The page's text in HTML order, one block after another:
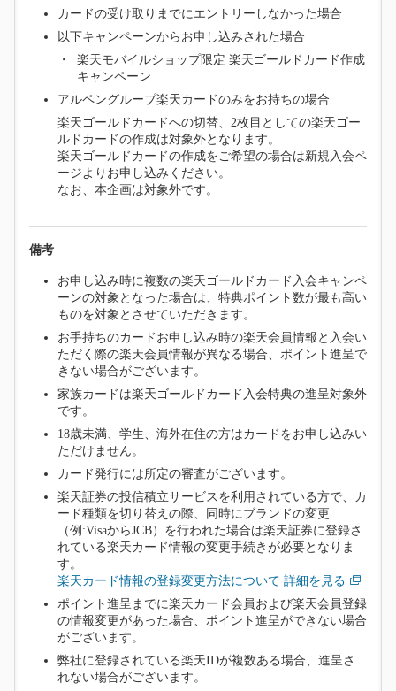
カードの受け取りまでにエントリーしなかった場合
以下キャンペーンからお申し込みされた場合
楽天モバイルショップ限定 楽天ゴールドカード作成
キャンペーン
アルペングループ楽天カードのみをお持ちの場合
楽天ゴールドカードへの切替、2枚目としての楽天ゴー
ルドカードの作成は対象外となります。
楽天ゴールドカードの作成をご希望の場合は新規入会ペ
ージよりお申し込みください。
なお、本企画は対象外です。
備考
お申し込み時に複数の楽天ゴールドカード入会キャンペ
ーンの対象となった場合は、特典ポイント数が最も高い
ものを対象とさせていただきます。
お手持ちのカードお申し込み時の楽天会員情報と入会い
ただく際の楽天会員情報が異なる場合、ポイント進呈で
きない場合がございます。
家族カードは楽天ゴールドカード入会特典の進呈対象外
です。
18歳未満、学生、海外在住の方はカードをお申し込みい
ただけません。
カード発行には所定の審査がございます。
楽天証券の投信積立サービスを利用されている方で、カ
ード種類を切り替えの際、同時にブランドの変更
（例:VisaからJCB）を行われた場合は楽天証券に登録さ
れている楽天カード情報の変更手続きが必要となりま
す。
楽天カード情報の登録変更方法について 詳細を見る
ポイント進呈までに楽天カード会員および楽天会員登録
の情報変更があった場合、ポイント進呈ができない場合
がございます。
弊社に登録されている楽天IDが複数ある場合、進呈さ
れない場合がございます。